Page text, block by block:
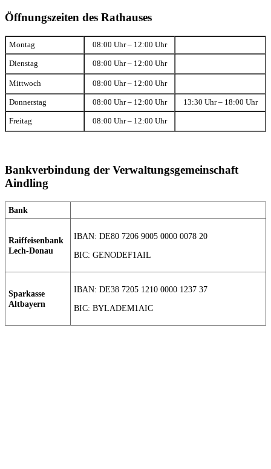
Öffnungszeiten des Rathauses
Montag 08:00 Uhr – 12:00 Uhr
Dienstag 08:00 Uhr – 12:00 Uhr
Mittwoch 08:00 Uhr – 12:00 Uhr
Donnerstag 08:00 Uhr – 12:00 Uhr 13:30 Uhr – 18:00 Uhr
Freitag 08:00 Uhr – 12:00 Uhr
Bankverbindung der Verwaltungsgemeinschaft
Aindling
Bank
Raiffeisenbank
Lech-Donau
IBAN: DE80 7206 9005 0000 0078 20
BIC: GENODEF1AIL
Sparkasse
Altbayern
IBAN: DE38 7205 1210 0000 1237 37
BIC: BYLADEM1AIC